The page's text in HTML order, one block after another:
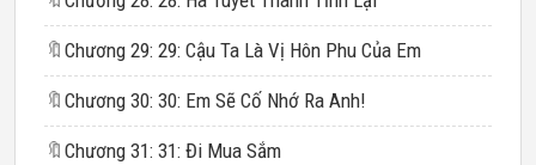
🔖 Chương 29: 29: Cậu Ta Là Vị Hôn Phu Của Em
🔖 Chương 30: 30: Em Sẽ Cố Nhớ Ra Anh!
🔖 Chương 31: 31: Đi Mua Sắm